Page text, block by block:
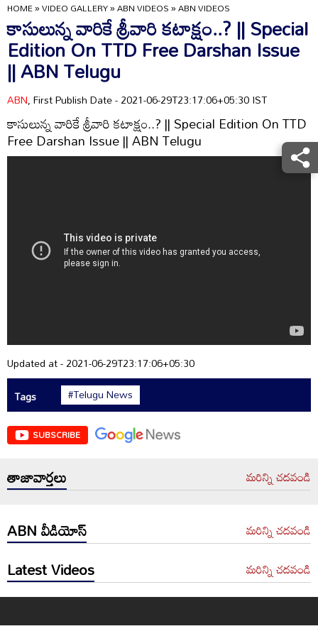
HOME»VIDEO GALLERY»ABN VIDEOS»ABN VIDEOS
కాసులున్న వారికే శ్రీవారి కటాక్షం..? || Special
Edition On TTD Free Darshan Issue
|| ABN Telugu
ABN, First Publish Date - 2021-06-29T23:17:06+05:30 IST
కాసులున్న వారికే శ్రీవారి కటాక్షం..? || Special Edition On TTD
Free Darshan Issue || ABN Telugu
Updated at - 2021-06-29T23:17:06+05:30
Tags
#Telugu News
SUBSCRIBE
తాజావార్తలు మరిన్ని చదవండి
ABN వీడియోస్ మరిన్ని చదవండి
Latest Videos మరిన్ని చదవండి